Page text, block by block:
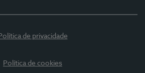
de privacidade
Política de cookies